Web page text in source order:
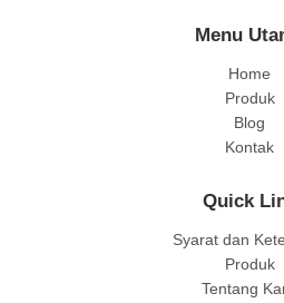
Menu
Home
Produk
Blog
Kontak
Quick
Syarat dan
Produk
Tentang